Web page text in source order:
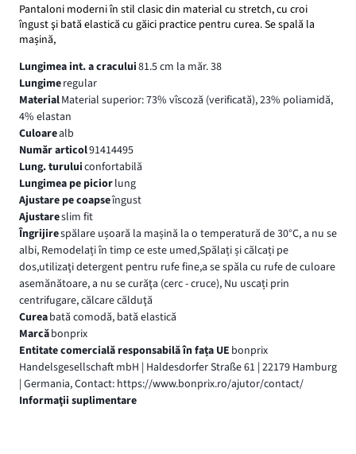
Pantaloni moderni în stil clasic din material cu stretch, cu croi
îngust şi bată elastică cu găici practice pentru curea. Se spală la
mașină,
Lungimea int. a cracului81.5 cm la măr. 38
Lungimeregular
MaterialMaterial superior: 73% vîscoză (verificată), 23% poliamidă,
4% elastan
Culoarealb
Număr articol91414495
Lung. turuluiconfortabilă
Lungimea pe piciorlung
Ajustare pe coapseîngust
Ajustareslim fit
Îngrijirespălare ușoară la mașină la o temperatură de 30°C, a nu se
albi, Remodelați în timp ce este umed,Spălați și călcați pe
dos,utilizaţi detergent pentru rufe fine,a se spăla cu rufe de culoare
asemănătoare, a nu se curăţa (cerc - cruce), Nu uscați prin
centrifugare, călcare călduţă
Cureabată comodă, bată elastică
Marcăbonprix
Entitate comercială responsabilă în fața UE bonprix
Handelsgesellschaft mbH | Haldesdorfer Straße 61 | 22179 Hamburg
| Germania, Contact: https://www.bonprix.ro/ajutor/contact/
Informaţii suplimentare